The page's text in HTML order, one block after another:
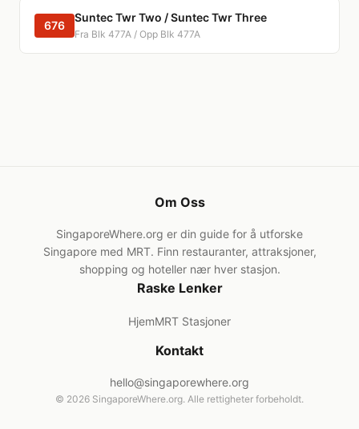
676
Suntec Twr Two / Suntec Twr Three
Fra Blk 477A / Opp Blk 477A
Om Oss
SingaporeWhere.org er din guide for å utforske
Singapore med MRT. Finn restauranter, attraksjoner,
shopping og hoteller nær hver stasjon.
Raske Lenker
HjemMRT Stasjoner
Kontakt
hello@singaporewhere.org
© 2026 SingaporeWhere.org. Alle rettigheter forbeholdt.